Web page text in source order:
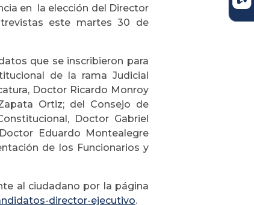
en la elección del Director
este martes 30 de
que se inscribieron para
de la rama Judicial
Doctor Ricardo Monroy
Ortiz; del Consejo de
Doctor Gabriel
Eduardo Montealegre
de los Funcionarios y
al ciudadano por la página
director-ejecutivo.